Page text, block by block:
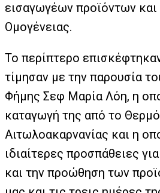
εισαγωγέων προϊόντων
Ομογένειας.
Το περίπτερο
τίμησαν με την παρουσία
Φήμης Σεφ Μαρία Λόη, η
καταγωγή της από το Θερμό
Αιτωλοακαρνανίας και η
ιδιαίτερες προσπάθειες
και την προώθηση των